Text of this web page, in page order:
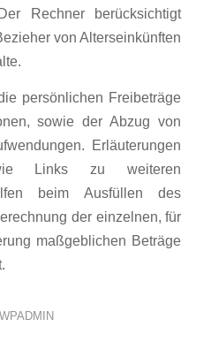
Rechner berücksichtigt
von Alterseinkünften
persönlichen Freibeträge
sowie der Abzug von
Erläuterungen
Links zu weiteren
beim Ausfüllen des
der einzelnen, für
maßgeblichen Beträge
WPADMIN